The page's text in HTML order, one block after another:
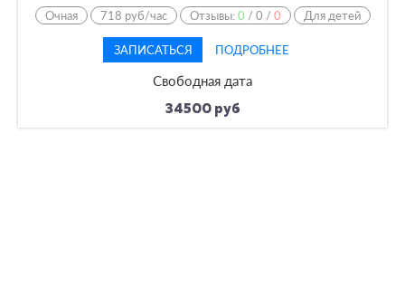
Очная 718 руб/час Отзывы:0 /0 /0 Для детей
ЗАПИСАТЬСЯ ПОДРОБНЕЕ
Свободная дата
34500 руб